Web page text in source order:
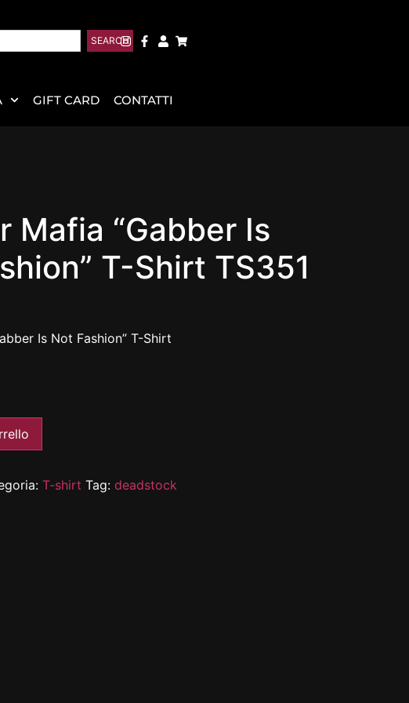
SEARCH
GIFT CARD CONTATTI
Mafia “Gabber Is
T-Shirt TS351
Is Not Fashion” T-Shirt
T-shirt Tag: deadstock